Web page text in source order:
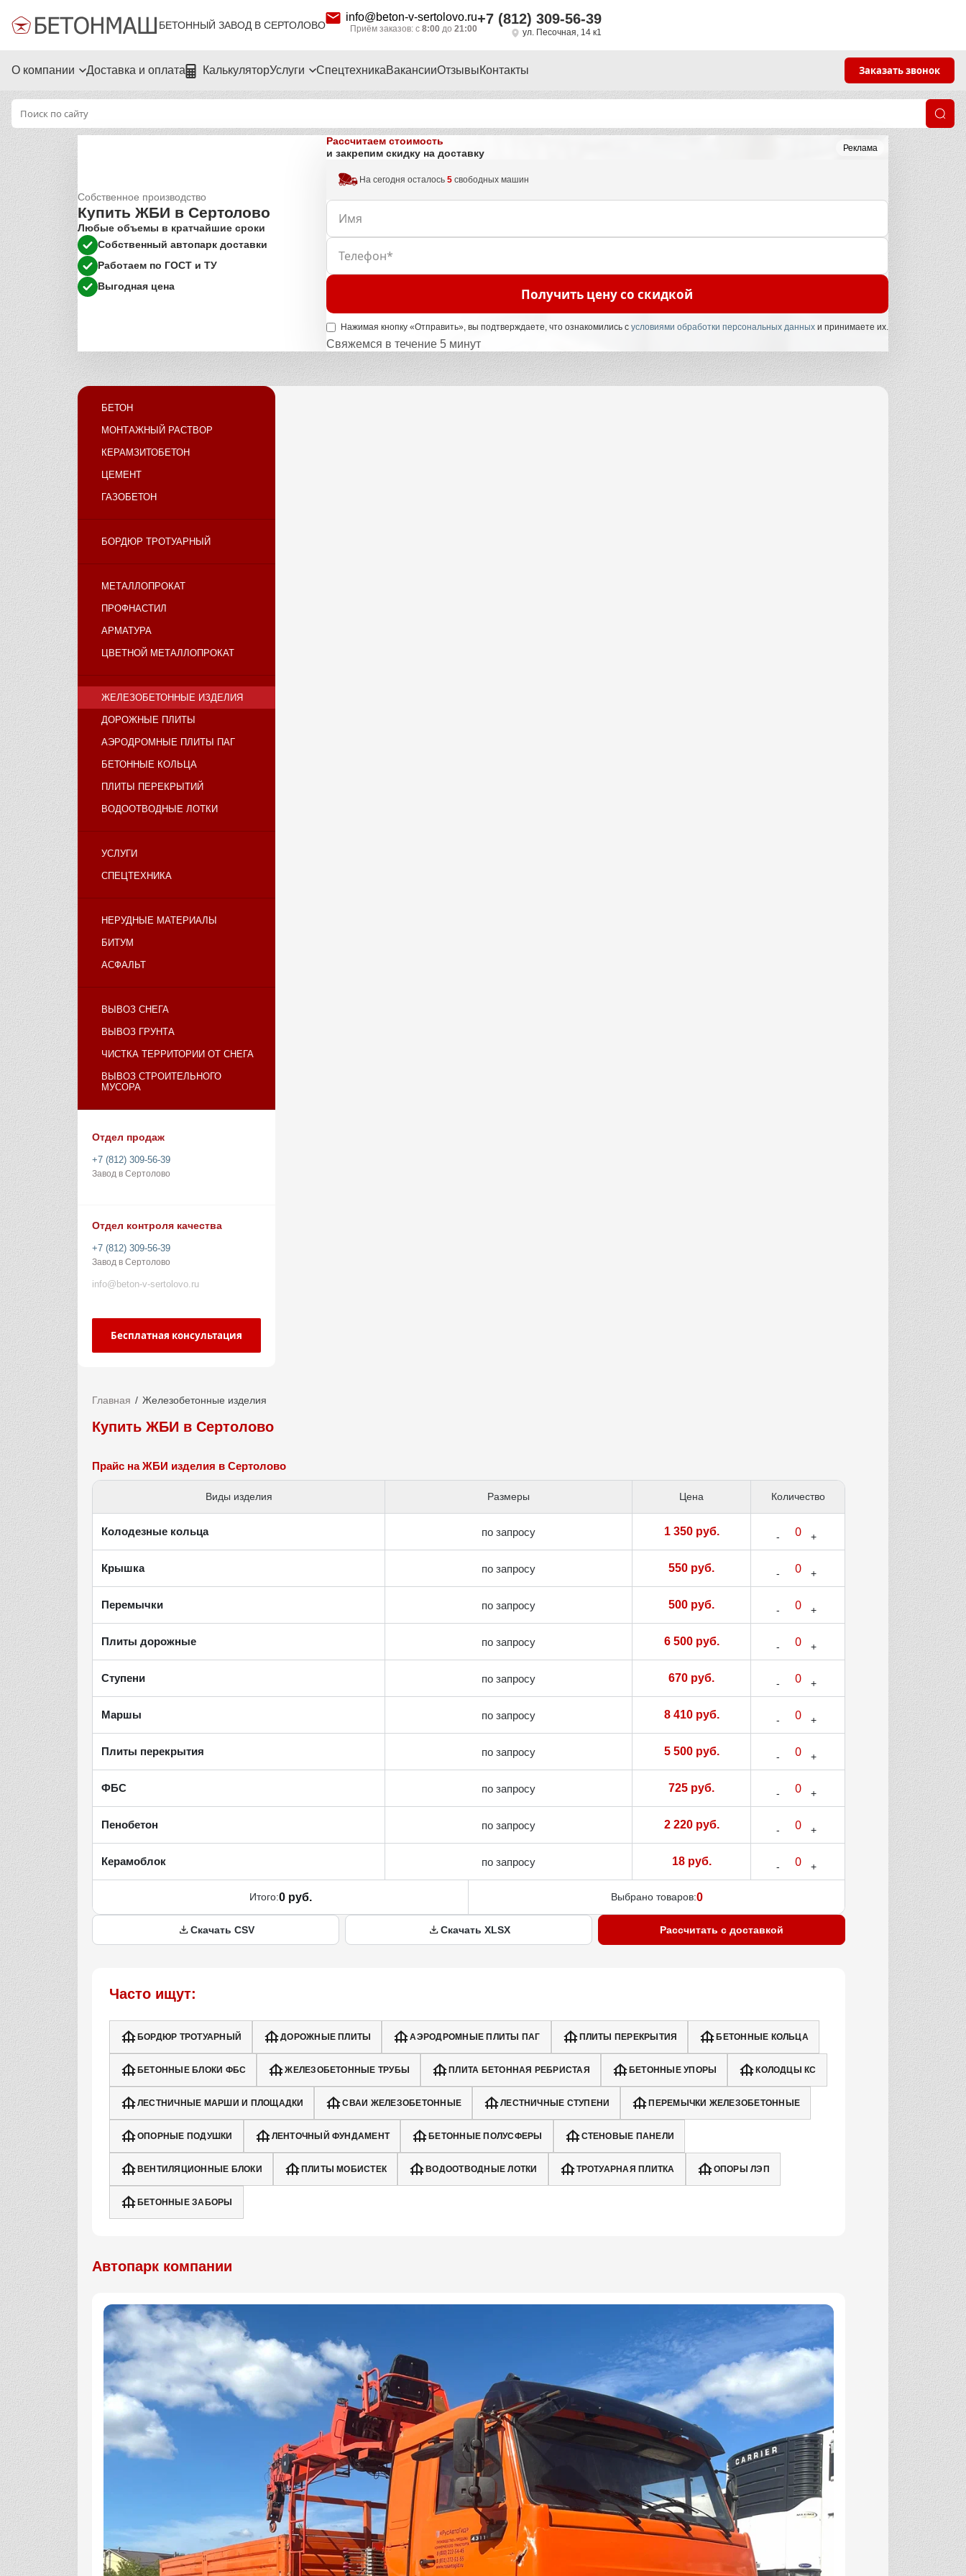
БЕТОННЫЙ ЗАВОД В СЕРТОЛОВО
info@beton-v-sertolovo.ru
Приём заказов: с 8:00 до 21:00
+7 (812) 309-56-39
ул. Песочная, 14 к1
О компании Доставка и оплата КалькуляторУслуги СпецтехникаВакансииОтзывыКонтакты Заказать звонок
Реклама
Собственное производство
Купить ЖБИ в Сертолово
Любые объемы в кратчайшие сроки
Собственный автопарк доставки
Работаем по ГОСТ и ТУ
Выгодная цена
Рассчитаем стоимость
и закрепим скидку на доставку
На сегодня осталось 5свободных машин
Получить цену со скидкой
Нажимая кнопку «Отправить», вы подтверждаете, что ознакомились с условиями обработки персональных данных и принимаете их.
Свяжемся в течение 5 минут
БЕТОН
МОНТАЖНЫЙ РАСТВОР
КЕРАМЗИТОБЕТОН
ЦЕМЕНТ
ГАЗОБЕТОН
БОРДЮР ТРОТУАРНЫЙ
МЕТАЛЛОПРОКАТ
ПРОФНАСТИЛ
АРМАТУРА
ЦВЕТНОЙ МЕТАЛЛОПРОКАТ
ЖЕЛЕЗОБЕТОННЫЕ ИЗДЕЛИЯ
ДОРОЖНЫЕ ПЛИТЫ
АЭРОДРОМНЫЕ ПЛИТЫ ПАГ
БЕТОННЫЕ КОЛЬЦА
ПЛИТЫ ПЕРЕКРЫТИЙ
ВОДООТВОДНЫЕ ЛОТКИ
УСЛУГИ
СПЕЦТЕХНИКА
НЕРУДНЫЕ МАТЕРИАЛЫ
БИТУМ
АСФАЛЬТ
ВЫВОЗ СНЕГА
ВЫВОЗ ГРУНТА
ЧИСТКА ТЕРРИТОРИИ ОТ СНЕГА
ВЫВОЗ СТРОИТЕЛЬНОГО
МУСОРА
Отдел продаж
+7 (812) 309-56-39
Завод в Сертолово
Отдел контроля качества
+7 (812) 309-56-39
Завод в Сертолово
info@beton-v-sertolovo.ru
Бесплатная консультация
Главная Железобетонные изделия
Купить ЖБИ в Сертолово
Прайс на ЖБИ изделия в Сертолово
Виды изделия Размеры Цена Количество
Колодезные кольца по запросу 1 350 руб.
Крышка по запросу 550 руб.
Перемычки по запросу 500 руб.
Плиты дорожные по запросу 6 500 руб.
Ступени по запросу 670 руб.
Маршы по запросу 8 410 руб.
Плиты перекрытия по запросу 5 500 руб.
ФБС по запросу 725 руб.
Пенобетон по запросу 2 220 руб.
Керамоблок по запросу 18 руб.
Итого:0 руб. Выбрано товаров:0
Скачать CSV Скачать XLSX Рассчитать с доставкой
Часто ищут:
БОРДЮР ТРОТУАРНЫЙ ДОРОЖНЫЕ ПЛИТЫ АЭРОДРОМНЫЕ ПЛИТЫ ПАГ ПЛИТЫ ПЕРЕКРЫТИЯ БЕТОННЫЕ КОЛЬЦА
БЕТОННЫЕ БЛОКИ ФБС ЖЕЛЕЗОБЕТОННЫЕ ТРУБЫ ПЛИТА БЕТОННАЯ РЕБРИСТАЯ БЕТОННЫЕ УПОРЫ КОЛОДЦЫ КС
ЛЕСТНИЧНЫЕ МАРШИ И ПЛОЩАДКИ СВАИ ЖЕЛЕЗОБЕТОННЫЕ ЛЕСТНИЧНЫЕ СТУПЕНИ ПЕРЕМЫЧКИ ЖЕЛЕЗОБЕТОННЫЕ
ОПОРНЫЕ ПОДУШКИ ЛЕНТОЧНЫЙ ФУНДАМЕНТ БЕТОННЫЕ ПОЛУСФЕРЫ СТЕНОВЫЕ ПАНЕЛИ
ВЕНТИЛЯЦИОННЫЕ БЛОКИ ПЛИТЫ МОБИСТЕК ВОДООТВОДНЫЕ ЛОТКИ ТРОТУАРНАЯ ПЛИТКА ОПОРЫ ЛЭП
БЕТОННЫЕ ЗАБОРЫ
Автопарк компании